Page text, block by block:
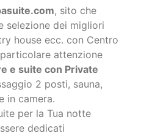
, sito che
selezione dei migliori
house ecc. con Centro
attenzione
e suite con Private
2 posti, sauna,
in camera.
per la Tua notte
dedicati